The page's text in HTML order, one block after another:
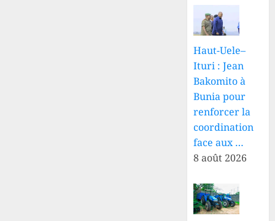
Haut-Uele–
Ituri : Jean
Bakomito à
Bunia pour
renforcer la
coordination
face aux …
8 août 2026